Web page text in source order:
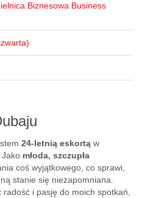
24-letnią eskortą w
. Jako młoda, szczupła
coś wyjątkowego, co sprawi,
stanie się niezapomniana.
i pasję do moich spotkań,
Biznesowa Business